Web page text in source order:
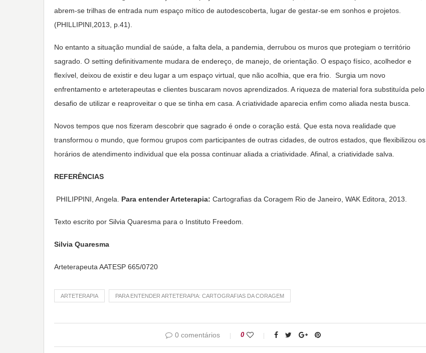
abrem-se trilhas de entrada num espaço mítico de autodescoberta, lugar de gestar-se em sonhos e projetos.
(PHILLIPINI,2013, p.41).
No entanto a situação mundial de saúde, a falta dela, a pandemia, derrubou os muros que protegiam o território
sagrado. O setting definitivamente mudara de endereço, de manejo, de orientação. O espaço físico, acolhedor e
flexível, deixou de existir e deu lugar a um espaço virtual, que não acolhia, que era frio. Surgia um novo
enfrentamento e arteterapeutas e clientes buscaram novos aprendizados. A riqueza de material fora substituída pelo
desafio de utilizar e reaproveitar o que se tinha em casa. A criatividade aparecia enfim como aliada nesta busca.
Novos tempos que nos fizeram descobrir que sagrado é onde o coração está. Que esta nova realidade que
transformou o mundo, que formou grupos com participantes de outras cidades, de outros estados, que flexibilizou os
horários de atendimento individual que ela possa continuar aliada a criatividade. Afinal, a criatividade salva.
REFERÊNCIAS
PHILIPPINI, Angela. Para entender Arteterapia: Cartografias da Coragem Rio de Janeiro, WAK Editora, 2013.
Texto escrito por Silvia Quaresma para o Instituto Freedom.
Silvia Quaresma
Arteterapeuta AATESP 665/0720
ARTETERAPIA PARA ENTENDER ARTETERAPIA: CARTOGRAFIAS DA CORAGEM
0 comentários 0